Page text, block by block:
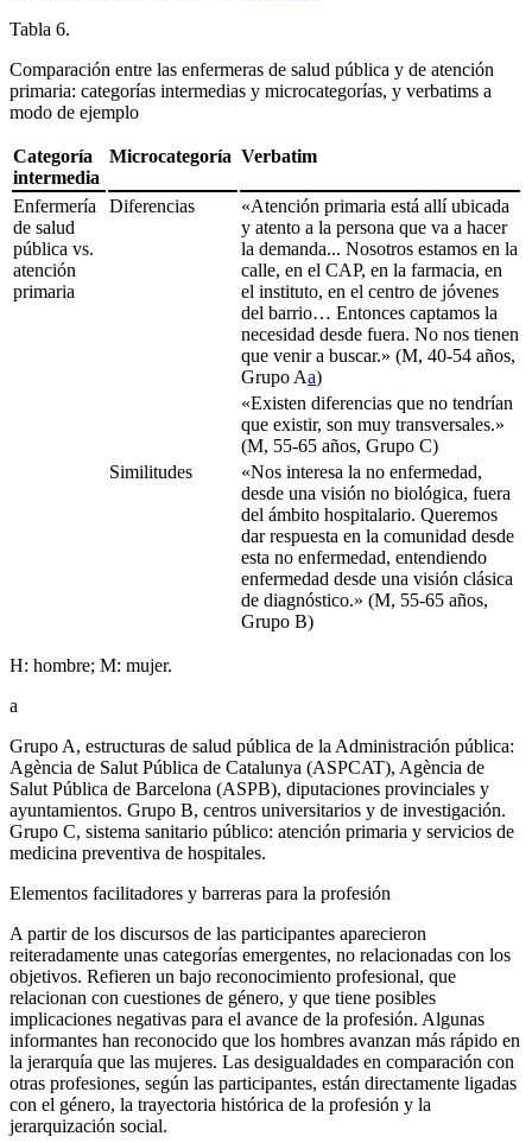
Tabla 6.
Comparación entre las enfermeras de salud pública y de atención
primaria: categorías intermedias y microcategorías, y verbatims a
modo de ejemplo
Categoría
intermedia
Microcategoría Verbatim
Enfermería
de salud
pública vs.
atención
primaria
Diferencias
«Atención primaria está allí ubicada
y atento a la persona que va a hacer
la demanda... Nosotros estamos en la
calle, en el CAP, en la farmacia, en
el instituto, en el centro de jóvenes
del barrio… Entonces captamos la
necesidad desde fuera. No nos tienen
que venir a buscar.» (M, 40-54 años,
Grupo Aa)
«Existen diferencias que no tendrían
que existir, son muy transversales.»
(M, 55-65 años, Grupo C)
Similitudes
«Nos interesa la no enfermedad,
desde una visión no biológica, fuera
del ámbito hospitalario. Queremos
dar respuesta en la comunidad desde
esta no enfermedad, entendiendo
enfermedad desde una visión clásica
de diagnóstico.» (M, 55-65 años,
Grupo B)
H: hombre; M: mujer.
a
Grupo A, estructuras de salud pública de la Administración pública:
Agència de Salut Pública de Catalunya (ASPCAT), Agència de
Salut Pública de Barcelona (ASPB), diputaciones provinciales y
ayuntamientos. Grupo B, centros universitarios y de investigación.
Grupo C, sistema sanitario público: atención primaria y servicios de
medicina preventiva de hospitales.
Elementos facilitadores y barreras para la profesión
A partir de los discursos de las participantes aparecieron
reiteradamente unas categorías emergentes, no relacionadas con los
objetivos. Refieren un bajo reconocimiento profesional, que
relacionan con cuestiones de género, y que tiene posibles
implicaciones negativas para el avance de la profesión. Algunas
informantes han reconocido que los hombres avanzan más rápido en
la jerarquía que las mujeres. Las desigualdades en comparación con
otras profesiones, según las participantes, están directamente ligadas
con el género, la trayectoria histórica de la profesión y la
jerarquización social.